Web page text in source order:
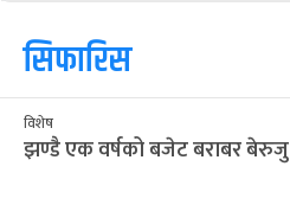
सिफारिस
विशेष
झण्डै एक वर्षको बजेट बराबर बेरुजु